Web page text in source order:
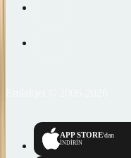
APP STORE'dan
İNDİRİN